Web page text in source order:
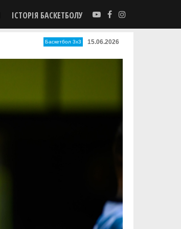
ІСТОРІЯ БАСКЕТБОЛУ
Баскетбол 3х3 15.06.2026